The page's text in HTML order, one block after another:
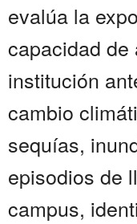
evalúa la
capacidad de
institución
cambio
sequías,
episodios de
campus,